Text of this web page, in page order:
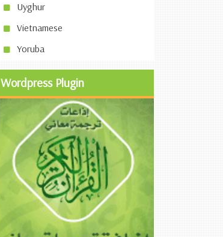
Uyghur
Vietnamese
Yoruba
Wordpress Plugin